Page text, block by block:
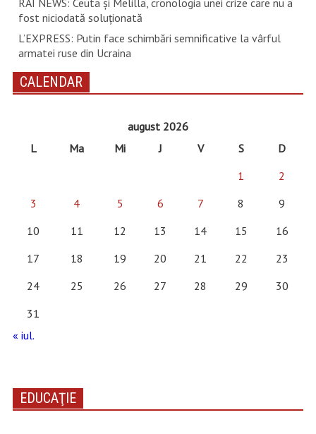
fost niciodată soluționată
L’EXPRESS: Putin face schimbări semnificative la vârful
armatei ruse din Ucraina
CALENDAR
august 2026
L
Ma Mi J V S
D
1
2
3
4 5 6 7 8
9
10
11 12 13 14 15
16
17
18 19 20 21 22
23
24
25 26 27 28 29
30
31
« iul.
EDUCAŢIE